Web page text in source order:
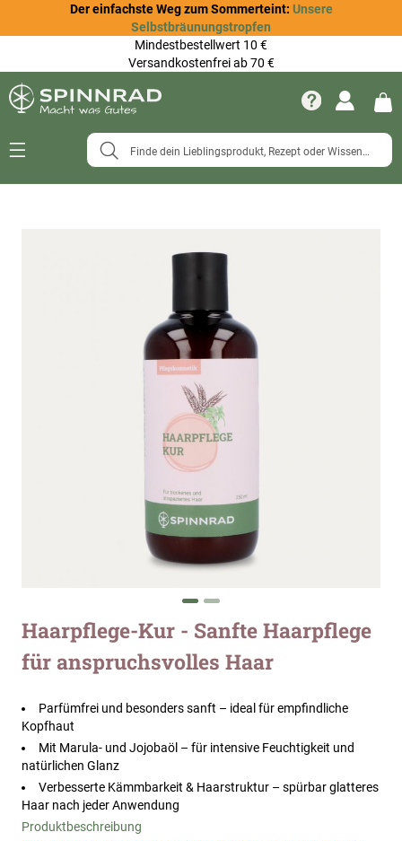
Der einfachste Weg zum Sommerteint: Unsere
Selbstbräunungstropfen
Mindestbestellwert 10 €
Versandkostenfrei ab 70 €
Navigation
Zum
Anfang
der
Haarpflege-Kur - Sanfte Haarpflege
für anspruchsvolles Haar
Parfümfrei und besonders sanft – ideal für empfindliche
Kopfhaut
Mit Marula- und Jojobaöl – für intensive Feuchtigkeit und
natürlichen Glanz
Verbesserte Kämmbarkeit & Haarstruktur – spürbar glatteres
Haar nach jeder Anwendung
Produktbeschreibung